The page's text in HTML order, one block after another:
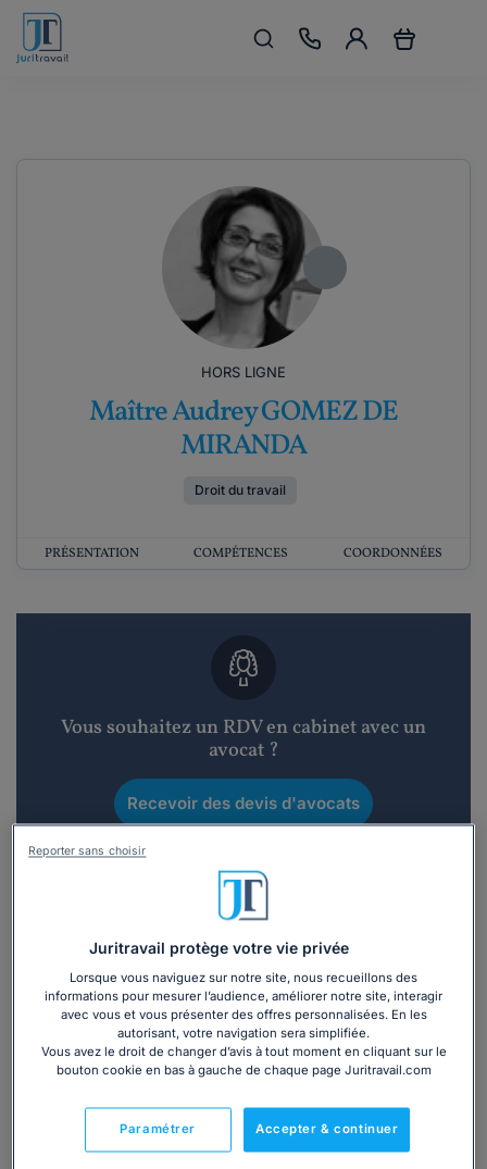
HORS LIGNE
Maître Audrey GOMEZ DE
MIRANDA
Droit du travail
PRÉSENTATION COMPÉTENCES COORDONNÉES
Vous souhaitez un RDV en cabinet avec un
avocat ?
Recevoir des devis d'avocats
Vous souhaitez une consultation par
téléphone ?
Consulter immédiatement
ou appelez le01 75 75 42 33(8h à 21h du lundi au
vendredi)
Juritravail protège votre vie privée
Lorsque vous naviguez sur notre site, nous recueillons des
informations pour mesurer l’audience, améliorer notre site, interagir
avec vous et vous présenter des offres personnalisées. En les
autorisant, votre navigation sera simplifiée.
Vous avez le droit de changer d’avis à tout moment en cliquant sur le
bouton cookie en bas à gauche de chaque page Juritravail.com
Accepter & continuer
Paramétrer
Reporter sans choisir